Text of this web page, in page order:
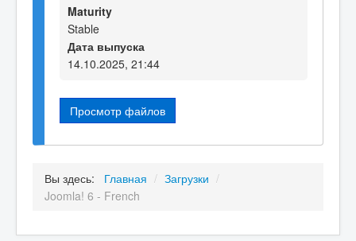
Maturity
Stable
Дата выпуска
14.10.2025, 21:44
Просмотр файлов
Вы здесь: Главная / Загрузки /
Joomla! 6 - French